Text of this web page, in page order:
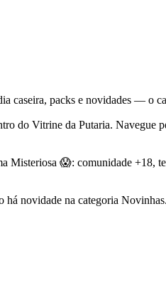
caseira, packs e novidades — o
do Vitrine da Putaria. Navegue
Misteriosa 😱: comunidade
novidade na categoria